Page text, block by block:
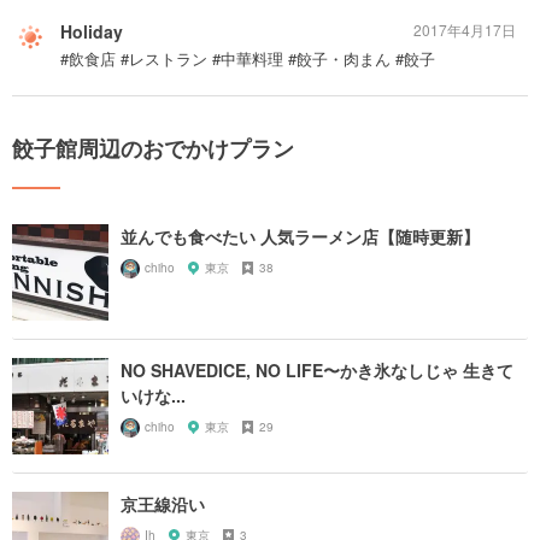
Holiday
#飲食店 #レストラン #中華料理 #餃子・肉まん #餃子
2017年4月17日
餃子館周辺のおでかけプラン
並んでも食べたい 人気ラーメン店【随時更新】
chiho 東京 38
NO SHAVEDICE, NO LIFE〜かき氷なしじゃ 生きて
いけな...
chiho 東京 29
京王線沿い
Ih 東京 3